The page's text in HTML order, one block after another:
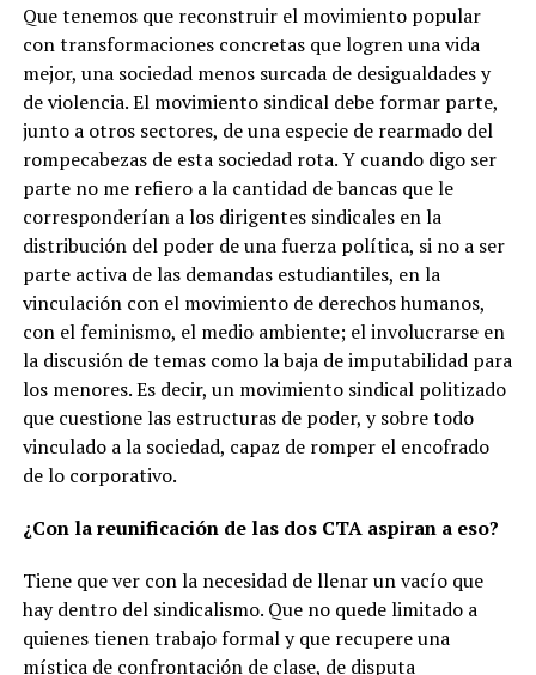
Que tenemos que reconstruir el movimiento popular
con transformaciones concretas que logren una vida
mejor, una sociedad menos surcada de desigualdades y
de violencia. El movimiento sindical debe formar parte,
junto a otros sectores, de una especie de rearmado del
rompecabezas de esta sociedad rota. Y cuando digo ser
parte no me refiero a la cantidad de bancas que le
corresponderían a los dirigentes sindicales en la
distribución del poder de una fuerza política, si no a ser
parte activa de las demandas estudiantiles, en la
vinculación con el movimiento de derechos humanos,
con el feminismo, el medio ambiente; el involucrarse en
la discusión de temas como la baja de imputabilidad para
los menores. Es decir, un movimiento sindical politizado
que cuestione las estructuras de poder, y sobre todo
vinculado a la sociedad, capaz de romper el encofrado
de lo corporativo.
¿Con la reunificación de las dos CTA aspiran a eso?
Tiene que ver con la necesidad de llenar un vacío que
hay dentro del sindicalismo. Que no quede limitado a
quienes tienen trabajo formal y que recupere una
mística de confrontación de clase, de disputa